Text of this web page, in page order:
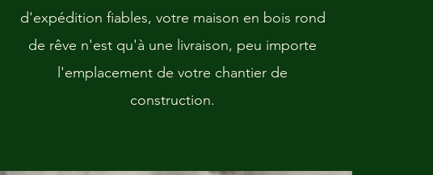
d'expédition fiables, votre maison en bois rond
de rêve n'est qu'à une livraison, peu importe
l'emplacement de votre chantier de
construction.